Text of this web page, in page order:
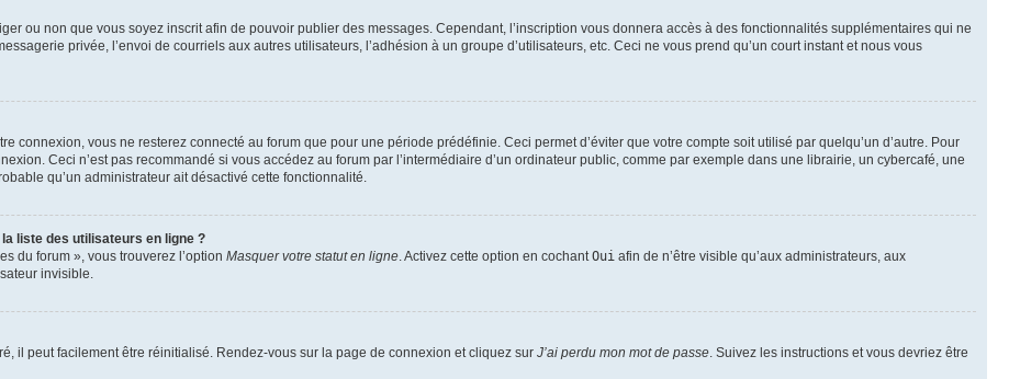
ou non que vous soyez inscrit afin de pouvoir publier des messages. Cependant, l’inscription vous donnera accès à des fonctionnalités supplémentaires qui ne
privée, l’envoi de courriels aux autres utilisateurs, l’adhésion à un groupe d’utilisateurs, etc. Ceci ne vous prend qu’un court instant et nous vous
connexion, vous ne resterez connecté au forum que pour une période prédéfinie. Ceci permet d’éviter que votre compte soit utilisé par quelqu’un d’autre. Pour
Ceci n’est pas recommandé si vous accédez au forum par l’intermédiaire d’un ordinateur public, comme par exemple dans une librairie, un cybercafé, une
qu’un administrateur ait désactivé cette fonctionnalité.
liste des utilisateurs en ligne ?
du forum », vous trouverez l’option Masquer votre statut en ligne. Activez cette option en cochantOui afin de n’être visible qu’aux administrateurs, aux
invisible.
il peut facilement être réinitialisé. Rendez-vous sur la page de connexion et cliquez sur J’ai perdu mon mot de passe. Suivez les instructions et vous devriez être